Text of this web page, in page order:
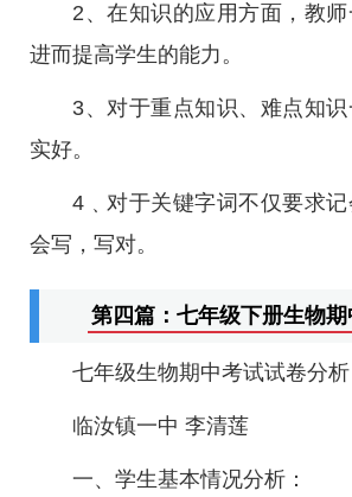
2、在知识的应用方面，教师
进而提高学生的能力。
3、对于重点知识、难点知
实好。
4﹑对于关键字词不仅要求
会写，写对。
第四篇：七年级下册生物
七年级生物期中考试试卷分析
临汝镇一中 李清莲
一、学生基本情况分析：